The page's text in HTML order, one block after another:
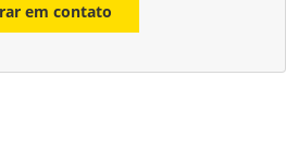
em contato